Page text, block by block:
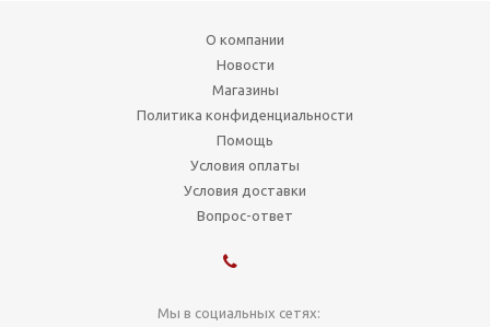
О компании
Новости
Магазины
Политика конфиденциальности
Помощь
Условия оплаты
Условия доставки
Вопрос-ответ
Мы в социальных сетях: